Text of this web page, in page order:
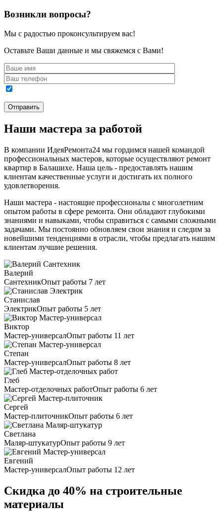
Возникли вопросы?
Мы с радостью проконсультируем вас!
Оставьте Ваши данные и мы свяжемся с Вами!
Наши мастера за работой
В компании ИдеяРемонта24 мы гордимся нашей командой
профессиональных мастеров, которые осуществляют ремонт
квартир в Балашихе. Наша цель - предоставлять нашим
клиентам качественные услуги и достигать их полного
удовлетворения.
Наши мастера - настоящие профессионалы с многолетним
опытом работы в сфере ремонта. Они обладают глубокими
знаниями и навыками, чтобы справиться с самыми сложными
задачами. Мы постоянно обновляем свои знания и следим за
новейшими тенденциями в отрасли, чтобы предлагать нашим
клиентам лучшие решения.
Валерий
СантехникОпыт работы 7 лет
Станислав
ЭлектрикОпыт работы 5 лет
Виктор
Мастер-универсалОпыт работы 11 лет
Степан
Мастер-универсалОпыт работы 8 лет
Глеб
Мастер-отделочных работОпыт работы 6 лет
Сергей
Мастер-плиточникОпыт работы 6 лет
Светлана
Маляр-штукатурОпыт работы 9 лет
Евгений
Мастер-универсалОпыт работы 12 лет
Скидка до 40% на строительные
материалы